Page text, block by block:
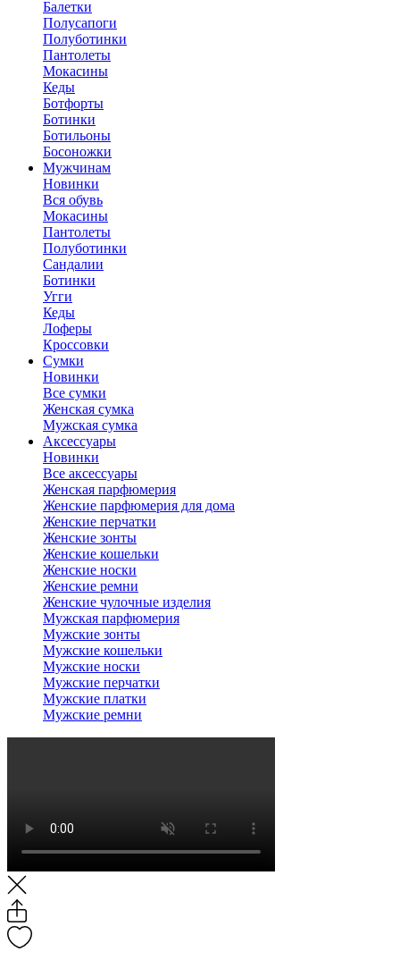
Балетки
Полусапоги
Полуботинки
Пантолеты
Мокасины
Кеды
Ботфорты
Ботинки
Ботильоны
Босоножки
Мужчинам
Новинки
Вся обувь
Мокасины
Пантолеты
Полуботинки
Сандалии
Ботинки
Угги
Кеды
Лоферы
Кроссовки
Сумки
Новинки
Все сумки
Женская сумка
Мужская сумка
Аксессуары
Новинки
Все аксессуары
Женская парфюмерия
Женские парфюмерия для дома
Женские перчатки
Женские зонты
Женские кошельки
Женские носки
Женские ремни
Женские чулочные изделия
Мужская парфюмерия
Мужские зонты
Мужские кошельки
Мужские носки
Мужские перчатки
Мужские платки
Мужские ремни